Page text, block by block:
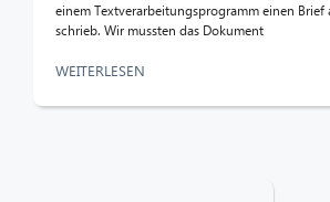
einem Textverarbeitungsprogramm einen Brief
schrieb. Wir mussten das Dokument
WEITERLESEN